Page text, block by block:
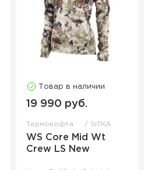
Товар в наличии
19 990 руб.
Термокофта SITKA
WS Core Mid Wt
Crew LS New